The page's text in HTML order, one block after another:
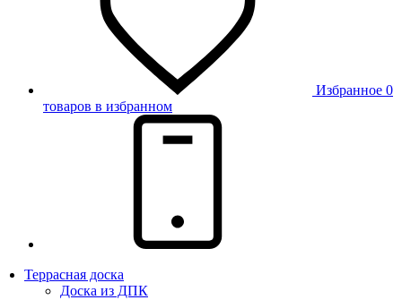
Избранное 0
товаров в избранном
Террасная доска
Доска из ДПК